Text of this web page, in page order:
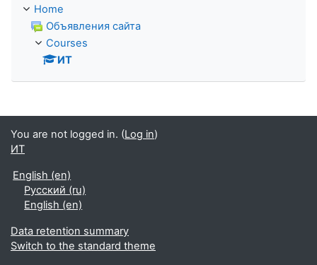
Home
Объявления сайта
Courses
ИТ
You are not logged in. (Log in)
ИТ
English ‎(en)‎
Русский ‎(ru)‎
English ‎(en)‎
Data retention summary
Switch to the standard theme